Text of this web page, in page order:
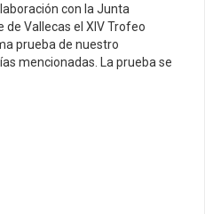
con la Junta
de Vallecas el XIV Trofeo
prueba de nuestro
mencionadas. La prueba se